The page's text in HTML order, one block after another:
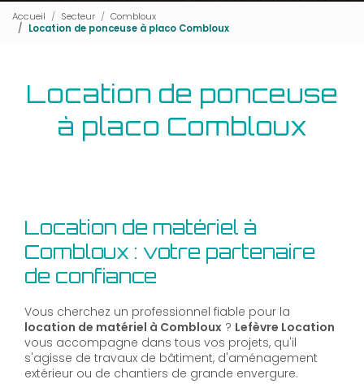
Accueil Secteur
Combloux
Location de ponceuse à placo Combloux
Location de ponceuse
à placo Combloux
Location de matériel à
Combloux : votre partenaire
de confiance
Vous cherchez un professionnel fiable pour la
location de matériel à Combloux ? Lefèvre Location
vous accompagne dans tous vos projets, qu'il
s'agisse de travaux de bâtiment, d'aménagement
extérieur ou de chantiers de grande envergure.